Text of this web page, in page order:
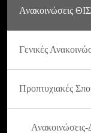
Ανακοινώσεις
Γενικές
Προπτυχιακές